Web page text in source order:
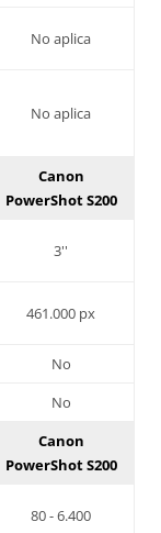
No aplica
No aplica
Canon
PowerShot S200
3''
461.000 px
No
No
Canon
PowerShot S200
80 - 6.400